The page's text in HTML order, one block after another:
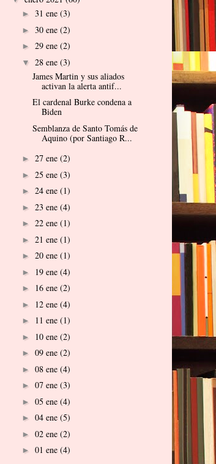
► 31 ene (3)
► 30 ene (2)
► 29 ene (2)
▼ 28 ene (3)
James Martin y sus aliados
activan la alerta antif...
El cardenal Burke condena a
Biden
Semblanza de Santo Tomás de
Aquino (por Santiago R...
► 27 ene (2)
► 25 ene (3)
► 24 ene (1)
► 23 ene (4)
► 22 ene (1)
► 21 ene (1)
► 20 ene (1)
► 19 ene (4)
► 16 ene (2)
► 12 ene (4)
► 11 ene (1)
► 10 ene (2)
► 09 ene (2)
► 08 ene (4)
► 07 ene (3)
► 05 ene (4)
► 04 ene (5)
► 02 ene (2)
► 01 ene (4)